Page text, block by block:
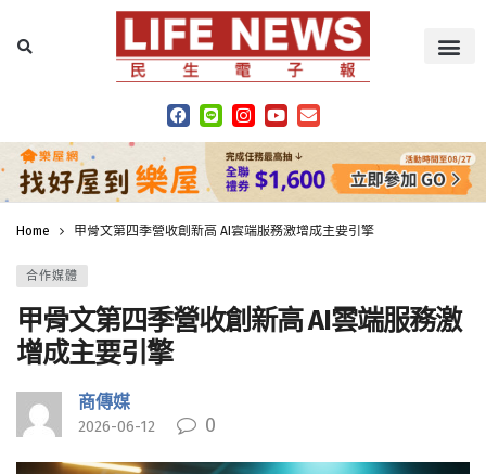
Home 甲骨文第四季營收創新高 AI雲端服務激增成主要引擎
合作媒體
甲骨文第四季營收創新高 AI雲端服務激
增成主要引擎
商傳媒
2026-06-12 0